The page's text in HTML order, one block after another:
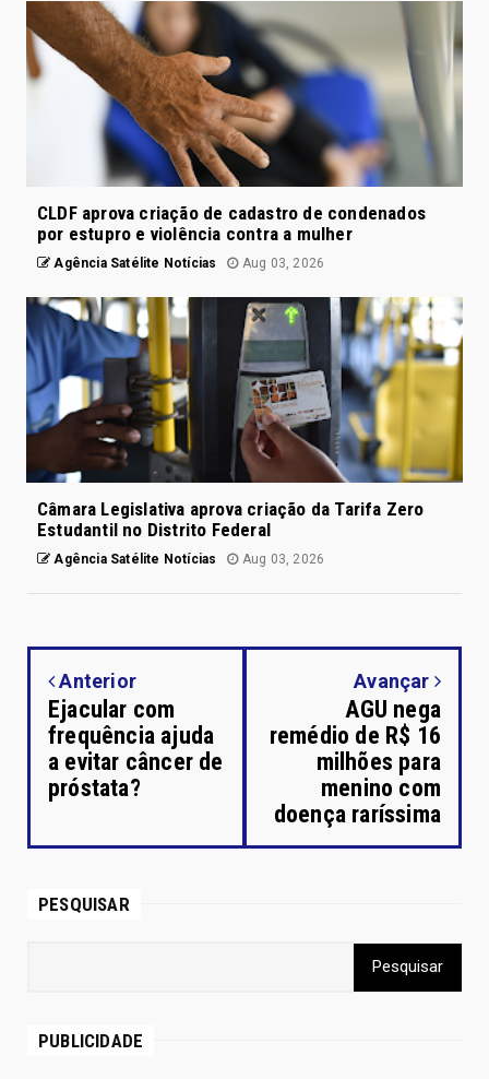
CLDF aprova criação de cadastro de condenados
por estupro e violência contra a mulher
Agência Satélite Notícias Aug 03, 2026
Câmara Legislativa aprova criação da Tarifa Zero
Estudantil no Distrito Federal
Agência Satélite Notícias Aug 03, 2026
Anterior
Ejacular com
frequência ajuda
a evitar câncer de
próstata?
Avançar
AGU nega
remédio de R$ 16
milhões para
menino com
doença raríssima
PESQUISAR
PUBLICIDADE